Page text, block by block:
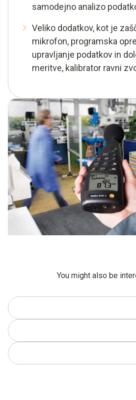
samodejno analizo
Veliko dodatkov, kot je
mikrofon, programska
upravljanje podatkov in
meritve, kalibrator ravni
You might also be